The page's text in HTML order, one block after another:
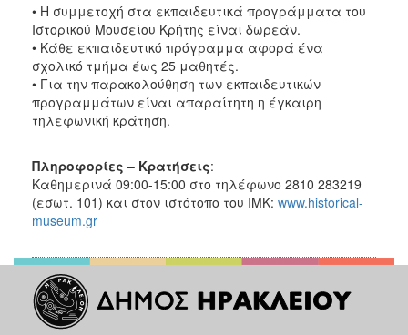
• Η συμμετοχή στα εκπαιδευτικά προγράμματα του
Ιστορικού Μουσείου Κρήτης είναι δωρεάν.
• Κάθε εκπαιδευτικό πρόγραμμα αφορά ένα
σχολικό τμήμα έως 25 μαθητές.
• Για την παρακολούθηση των εκπαιδευτικών
προγραμμάτων είναι απαραίτητη η έγκαιρη
τηλεφωνική κράτηση.
Πληροφορίες – Κρατήσεις:
Καθημερινά 09:00-15:00 στο τηλέφωνο 2810 283219
(εσωτ. 101) και στον ιστότοπο του ΙΜΚ: www.historical-
museum.gr